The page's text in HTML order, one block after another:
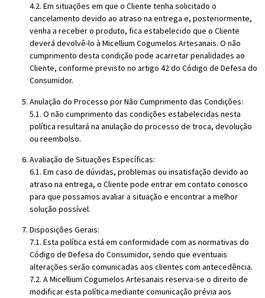
4.2. Em situações em que o Cliente tenha solicitado o
cancelamento devido ao atraso na entrega e, posteriormente,
venha a receber o produto, fica estabelecido que o Cliente
deverá devolvê-lo à Micellium Cogumelos Artesanais. O não
cumprimento desta condição pode acarretar penalidades ao
Cliente, conforme previsto no artigo 42 do Código de Defesa do
Consumidor.
Anulação do Processo por Não Cumprimento das Condições:
5.1. O não cumprimento das condições estabelecidas nesta
política resultará na anulação do processo de troca, devolução
ou reembolso.
Avaliação de Situações Específicas:
6.1. Em caso de dúvidas, problemas ou insatisfação devido ao
atraso na entrega, o Cliente pode entrar em contato conosco
para que possamos avaliar a situação e encontrar a melhor
solução possível.
Disposições Gerais:
7.1. Esta política está em conformidade com as normativas do
Código de Defesa do Consumidor, sendo que eventuais
alterações serão comunicadas aos clientes com antecedência.
7.2. A Micellium Cogumelos Artesanais reserva-se o direito de
modificar esta política mediante comunicação prévia aos